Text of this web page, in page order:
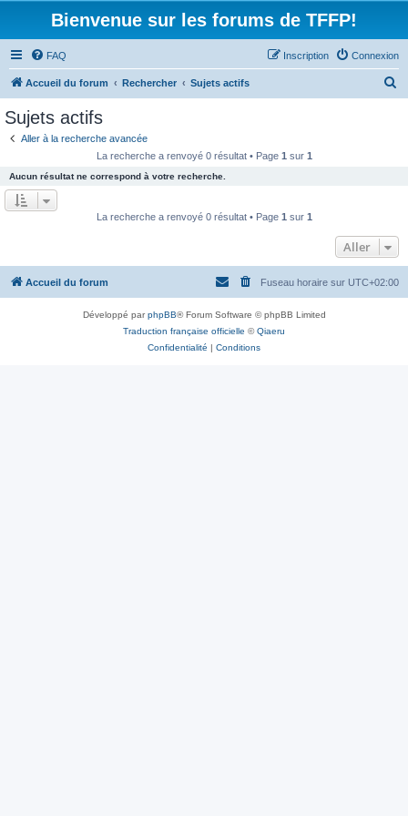
Bienvenue sur les forums de TFFP!
FAQ Connexion
Inscription
Accueil du forum Rechercher Sujets actifs
e
r
Sujets actifs
Aller à la recherche avancée
La recherche a renvoyé 0 résultat • Page 1 sur 1
Aucun résultat ne correspond à votre recherche.
La recherche a renvoyé 0 résultat • Page 1 sur 1
Aller
Accueil du forum Fuseau horaire sur UTC+02:00
Développé parphpBB® Forum Software © phpBB Limited
Traduction française officielle ©Qiaeru
Confidentialité | Conditions